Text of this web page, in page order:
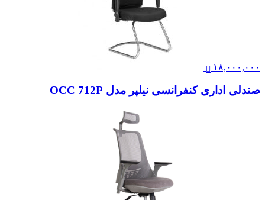
۱۸,۰۰۰,۰۰۰
صندلی اداری کنفرانسی نیلپر مدل OCC 712P